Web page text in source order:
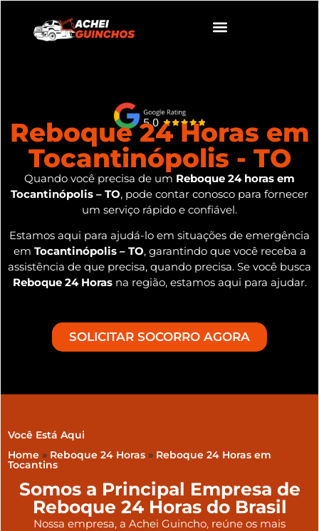
Reboque 24 Horas em
Tocantinópolis - TO
Quando você precisa de um Reboque 24 horas em
Tocantinópolis – TO, pode contar conosco para fornecer
um serviço rápido e confiável.
Estamos aqui para ajudá-lo em situações de emergência
em Tocantinópolis – TO, garantindo que você receba a
assistência de que precisa, quando precisa. Se você busca
Reboque 24 Horasna região, estamos aqui para ajudar.
SOLICITAR SOCORRO AGORA
Você Está Aqui
Home » Reboque 24 Horas » Reboque 24 Horas em
Tocantins
Somos a Principal Empresa de
Reboque 24 Horas do Brasil
Nossa empresa, a Achei Guincho, reúne os mais